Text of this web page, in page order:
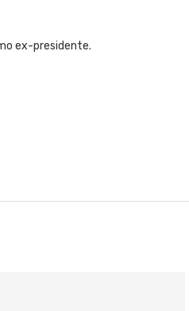
ex-presidente.